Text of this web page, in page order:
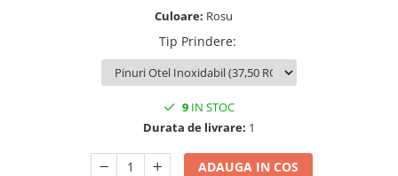
Culoare: Rosu
Tip Prindere:
9 IN STOC
Durata de livrare: 1
ADAUGA IN COS